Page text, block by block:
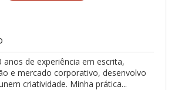
anos de experiência em escrita,
e mercado corporativo, desenvolvo
criatividade. Minha prática...